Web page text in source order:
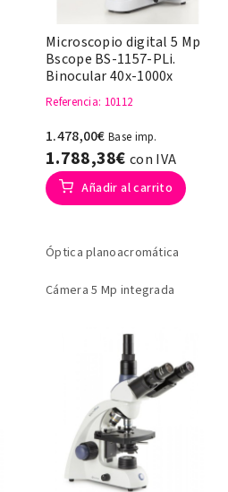
Microscopio digital 5 Mp
Bscope BS-1157-PLi.
Binocular 40x-1000x
Referencia: 10112
1.478,00€ Base imp.
1.788,38€ con IVA
Añadir al carrito
Óptica planoacromática
Cámera 5 Mp integrada